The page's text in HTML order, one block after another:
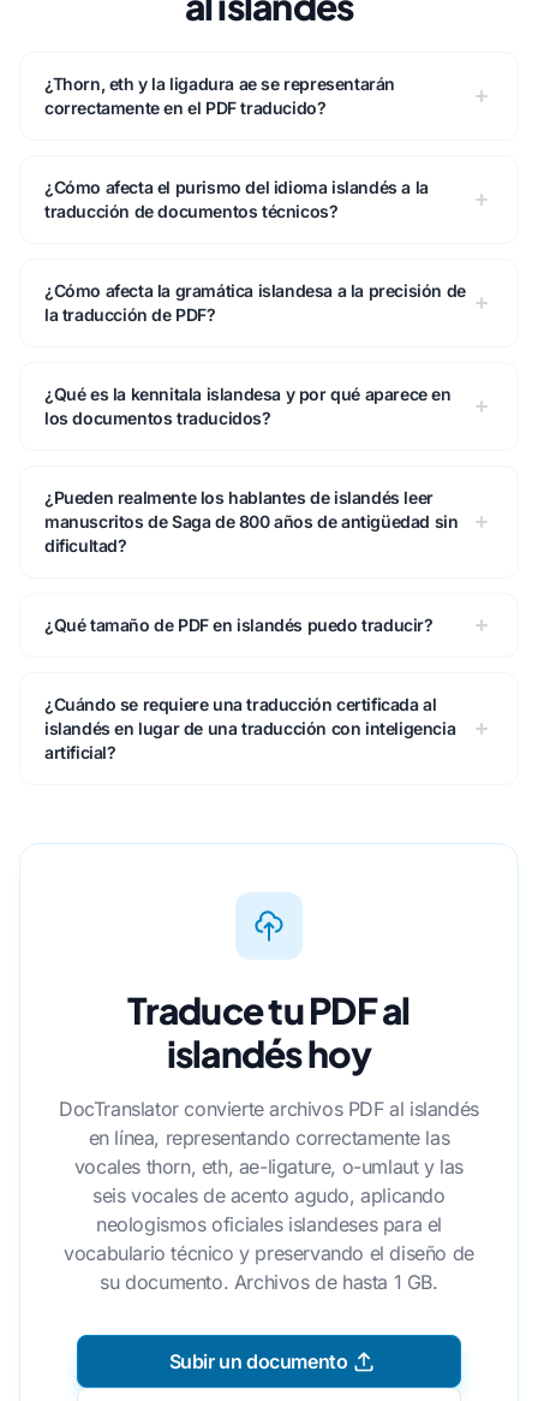
¿Thorn, eth y la ligadura ae se representarán
correctamente en el PDF traducido?
¿Cómo afecta el purismo del idioma islandés a la
traducción de documentos técnicos?
¿Cómo afecta la gramática islandesa a la precisión de
la traducción de PDF?
¿Qué es la kennitala islandesa y por qué aparece en
los documentos traducidos?
¿Pueden realmente los hablantes de islandés leer
manuscritos de Saga de 800 años de antigüedad sin
dificultad?
¿Qué tamaño de PDF en islandés puedo traducir?
¿Cuándo se requiere una traducción certificada al
islandés en lugar de una traducción con inteligencia
artificial?
Traduce tu PDF al
islandés hoy
DocTranslator convierte archivos PDF al islandés
en línea, representando correctamente las
vocales thorn, eth, ae-ligature, o-umlaut y las
seis vocales de acento agudo, aplicando
neologismos oficiales islandeses para el
vocabulario técnico y preservando el diseño de
su documento. Archivos de hasta 1 GB.
Subir un documento